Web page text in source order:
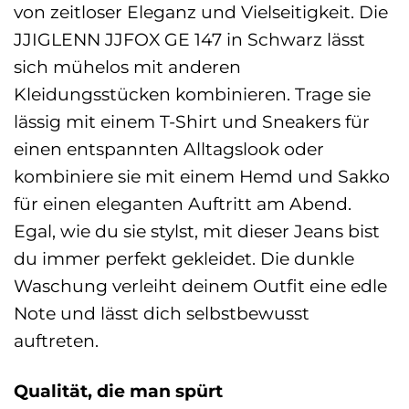
von zeitloser Eleganz und Vielseitigkeit. Die
JJIGLENN JJFOX GE 147 in Schwarz lässt
sich mühelos mit anderen
Kleidungsstücken kombinieren. Trage sie
lässig mit einem T-Shirt und Sneakers für
einen entspannten Alltagslook oder
kombiniere sie mit einem Hemd und Sakko
für einen eleganten Auftritt am Abend.
Egal, wie du sie stylst, mit dieser Jeans bist
du immer perfekt gekleidet. Die dunkle
Waschung verleiht deinem Outfit eine edle
Note und lässt dich selbstbewusst
auftreten.
Qualität, die man spürt